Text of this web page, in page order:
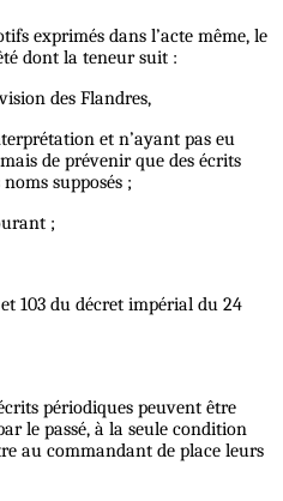
exprimés dans l’acte même, le
dont la teneur suit :
des Flandres,
et n’ayant pas eu
de prévenir que des écrits
supposés ;
;
103 du décret impérial du 24
périodiques peuvent être
le passé, à la seule condition
au commandant de place leurs